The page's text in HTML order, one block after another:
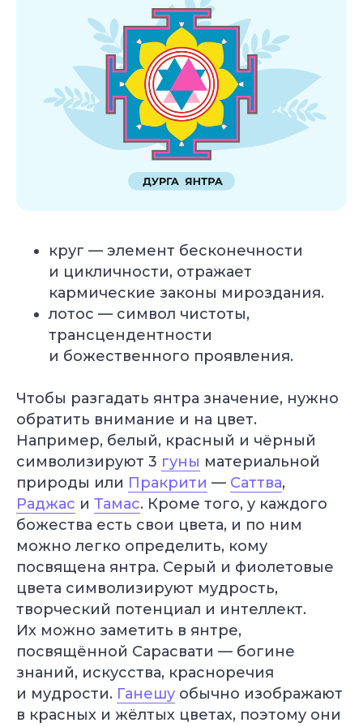
круг — элемент бесконечности
и цикличности, отражает
кармические законы мироздания.
лотос — символ чистоты,
трансцендентности
и божественного проявления.
Чтобы разгадать янтра значение, нужно
обратить внимание и на цвет.
Например, белый, красный и чёрный
символизируют 3 гуны материальной
природы или Пракрити — Саттва,
Раджас и Тамас. Кроме того, у каждого
божества есть свои цвета, и по ним
можно легко определить, кому
посвящена янтра. Серый и фиолетовые
цвета символизируют мудрость,
творческий потенциал и интеллект.
Их можно заметить в янтре,
посвящённой Сарасвати — богине
знаний, искусства, красноречия
и мудрости. Ганешу обычно изображают
в красных и жёлтых цветах, поэтому они